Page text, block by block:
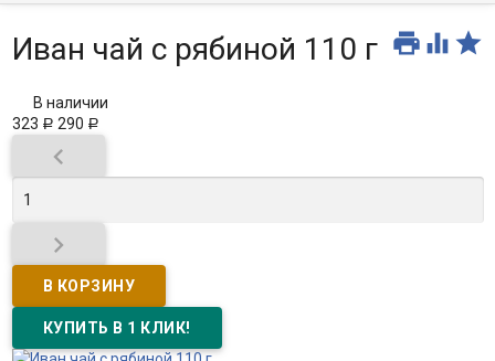
  
Иван чай с рябиной 110 г
В наличии
323 Р 290 Р

